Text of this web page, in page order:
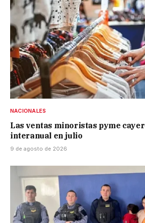
NACIONALES
Las ventas minoristas pyme
interanual en julio
9 de agosto de 2026